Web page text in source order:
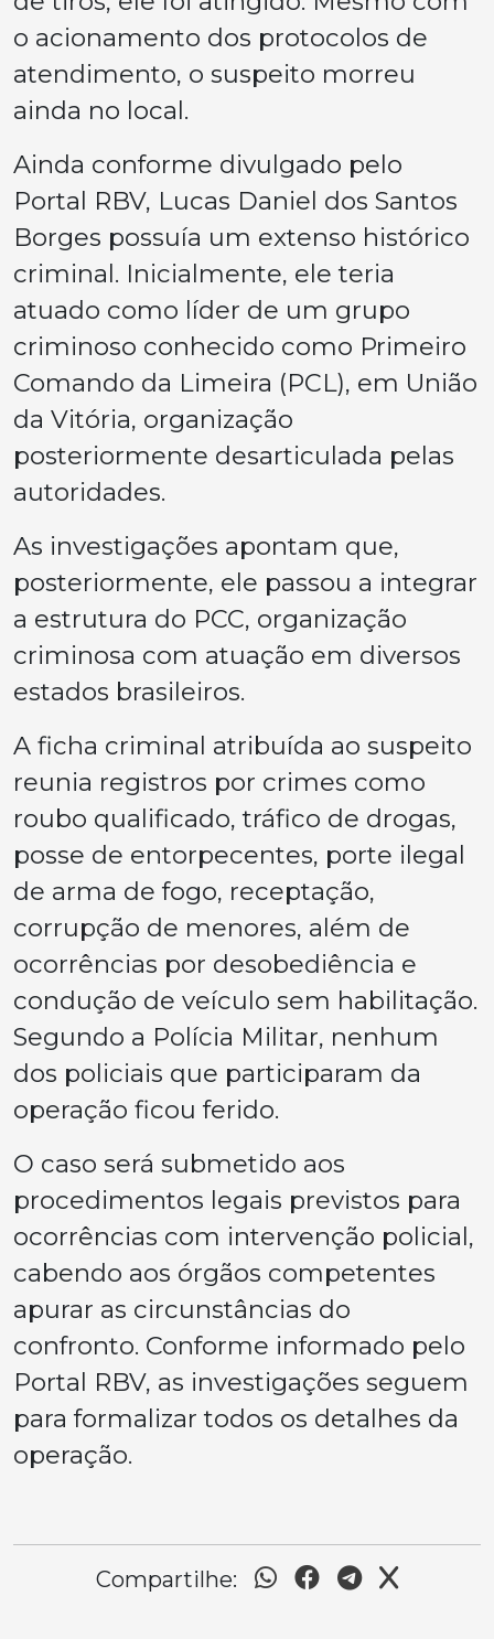
o acionamento dos protocolos de
atendimento, o suspeito morreu
ainda no local.
Ainda conforme divulgado pelo
Portal RBV, Lucas Daniel dos Santos
Borges possuía um extenso histórico
criminal. Inicialmente, ele teria
atuado como líder de um grupo
criminoso conhecido como Primeiro
Comando da Limeira (PCL), em União
da Vitória, organização
posteriormente desarticulada pelas
autoridades.
As investigações apontam que,
posteriormente, ele passou a integrar
a estrutura do PCC, organização
criminosa com atuação em diversos
estados brasileiros.
A ficha criminal atribuída ao suspeito
reunia registros por crimes como
roubo qualificado, tráfico de drogas,
posse de entorpecentes, porte ilegal
de arma de fogo, receptação,
corrupção de menores, além de
ocorrências por desobediência e
condução de veículo sem habilitação.
Segundo a Polícia Militar, nenhum
dos policiais que participaram da
operação ficou ferido.
O caso será submetido aos
procedimentos legais previstos para
ocorrências com intervenção policial,
cabendo aos órgãos competentes
apurar as circunstâncias do
confronto. Conforme informado pelo
Portal RBV, as investigações seguem
para formalizar todos os detalhes da
operação.
Compartilhe: